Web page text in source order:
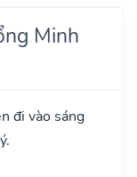
Minh
đi vào sáng